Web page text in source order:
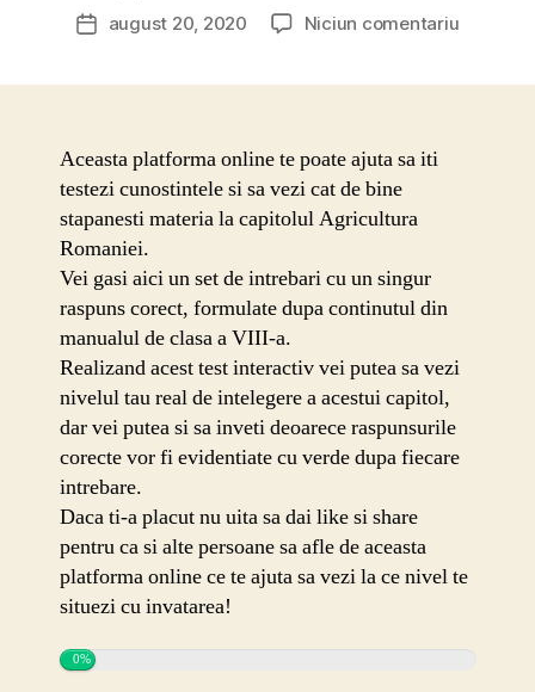
articol
Datăaugust 20, 2020 Niciun comentariula
Aceasta platforma online te poate ajuta sa iti
testezi cunostintele si sa vezi cat de bine
stapanesti materia la capitolul Agricultura
Romaniei.
Vei gasi aici un set de intrebari cu un singur
raspuns corect, formulate dupa continutul din
manualul de clasa a VIII-a.
Realizand acest test interactiv vei putea sa vezi
nivelul tau real de intelegere a acestui capitol,
dar vei putea si sa inveti deoarece raspunsurile
corecte vor fi evidentiate cu verde dupa fiecare
intrebare.
Daca ti-a placut nu uita sa dai like si share
pentru ca si alte persoane sa afle de aceasta
platforma online ce te ajuta sa vezi la ce nivel te
situezi cu invatarea!
0%